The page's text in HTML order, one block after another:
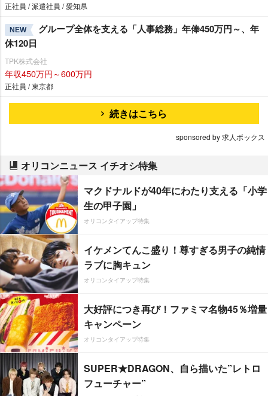
正社員 / 派遣社員 / 愛知県
NEW
グループ全体を支える「人事総務」年俸450万円～、年
休120日
TPK株式会社
年収450万円～600万円
正社員 / 東京都
続きはこちら
sponsored by 求人ボックス
オリコンニュース イチオシ特集
マクドナルドが40年にわたり支える「小学
生の甲子園」
オリコンタイアップ特集
イケメンてんこ盛り！尊すぎる男子の純情
ラブに胸キュン
オリコンタイアップ特集
大好評につき再び！ファミマ名物45％増量
キャンペーン
オリコンタイアップ特集
SUPER★DRAGON、自ら描いた”レトロ
フューチャー”